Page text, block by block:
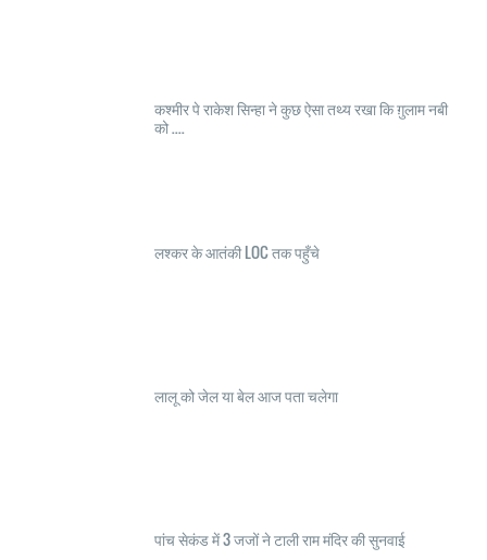
कश्मीर पे राकेश सिन्हा ने कुछ ऐसा तथ्य रखा कि ग़ुलाम नबी
को ....
लश्कर के आतंकी LOC तक पहुँचे
लालू को जेल या बेल आज पता चलेगा
पांच सेकंड में 3 जजों ने टाली राम मंदिर की सुनवाई